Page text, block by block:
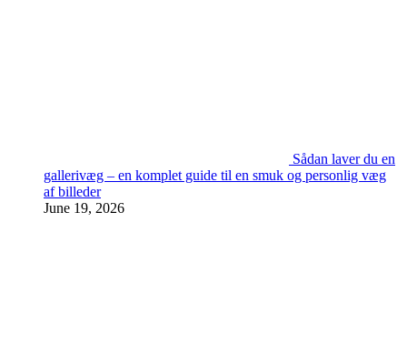
Sådan laver du en
gallerivæg – en komplet guide til en smuk og personlig væg
af billeder
June 19, 2026